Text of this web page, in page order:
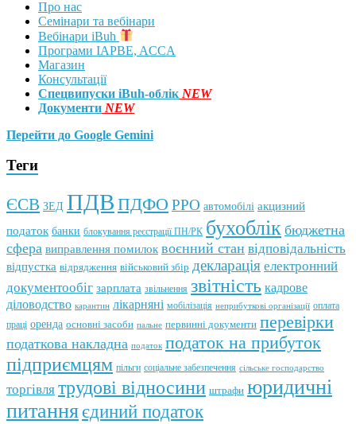
Про нас
Семінари та вебінари
Вебінари iBuh
Програми IAPBE, ACCA
Магазин
Консультації
Спецвипуски iBuh-облік NEW
Документи NEW
Перейти до Google Gemini
Теги
ЄСВ ЗЕД ПДВ ПДФО РРО автомобілі акцизний
податок банки блокування реєстрації ПН/РК бухоблік бюджетна
сфера виправлення помилок воєнний стан відповідальність
відпустка відрядження військовий збір декларація електронний
документообіг зарплата звільнення звітність кадрове
діловодство карантин лікарняні мобілізація неприбуткові організації оплата
праці оренда основні засоби пальне первинні документи перевірки
податкова накладна податок податок на прибуток
підприємцям пільги соціальне забезпечення сільське господарство
торгівля трудові відносини штрафи юридичні
питанняєдиний податок